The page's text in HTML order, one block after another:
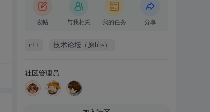
发帖 与我相关 我的任务 分享
c++ 技术论坛（原bbs）
社区管理员